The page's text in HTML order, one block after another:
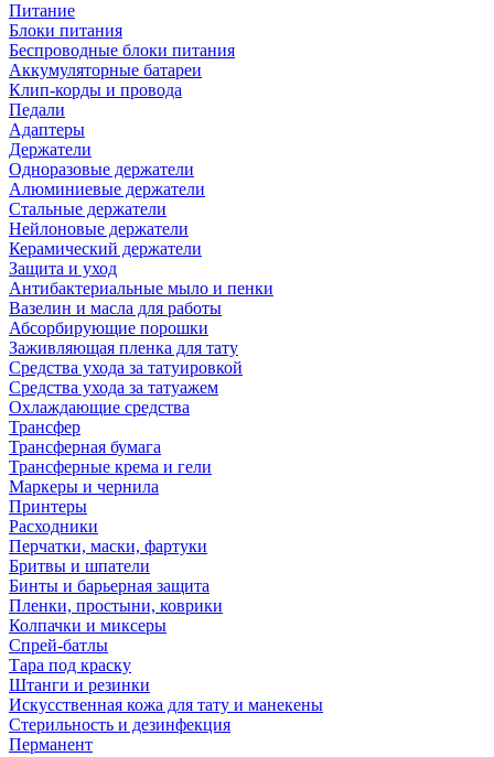
Питание
Блоки питания
Беспроводные блоки питания
Аккумуляторные батареи
Клип-корды и провода
Педали
Адаптеры
Держатели
Одноразовые держатели
Алюминиевые держатели
Стальные держатели
Нейлоновые держатели
Керамический держатели
Защита и уход
Антибактериальные мыло и пенки
Вазелин и масла для работы
Абсорбирующие порошки
Заживляющая пленка для тату
Средства ухода за татуировкой
Средства ухода за татуажем
Охлаждающие средства
Трансфер
Трансферная бумага
Трансферные крема и гели
Маркеры и чернила
Принтеры
Расходники
Перчатки, маски, фартуки
Бритвы и шпатели
Бинты и барьерная защита
Пленки, простыни, коврики
Колпачки и миксеры
Спрей-батлы
Тара под краску
Штанги и резинки
Искусственная кожа для тату и манекены
Стерильность и дезинфекция
Перманент